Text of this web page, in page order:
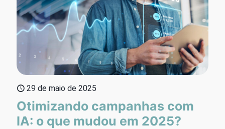
29 de maio de 2025
Otimizando campanhas com
IA: o que mudou em 2025?